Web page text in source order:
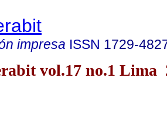
impresa ISSN 1729-
vol.17 no.1 Lima